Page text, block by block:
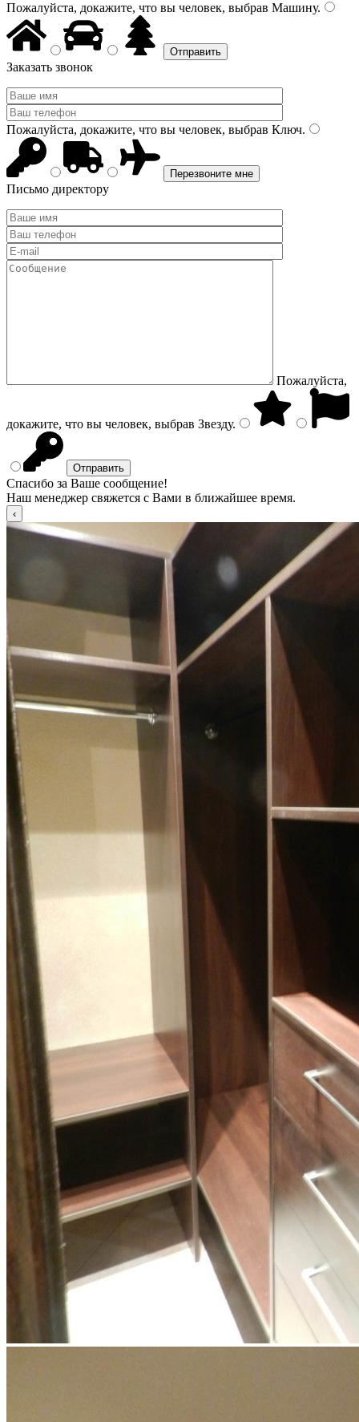
Пожалуйста, докажите, что вы человек, выбрав Машину.
Заказать звонок
Пожалуйста, докажите, что вы человек, выбрав Ключ.
Письмо директору
Пожалуйста,
докажите, что вы человек, выбрав Звезду.
Спасибо за Ваше сообщение!
Наш менеджер свяжется с Вами в ближайшее время.